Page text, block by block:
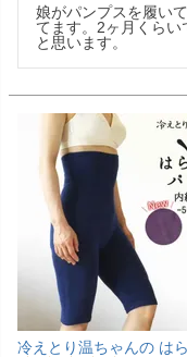
娘がパンプスを履い
てます。2ヶ月くら
と思います。
冷えとり温ちゃんの は